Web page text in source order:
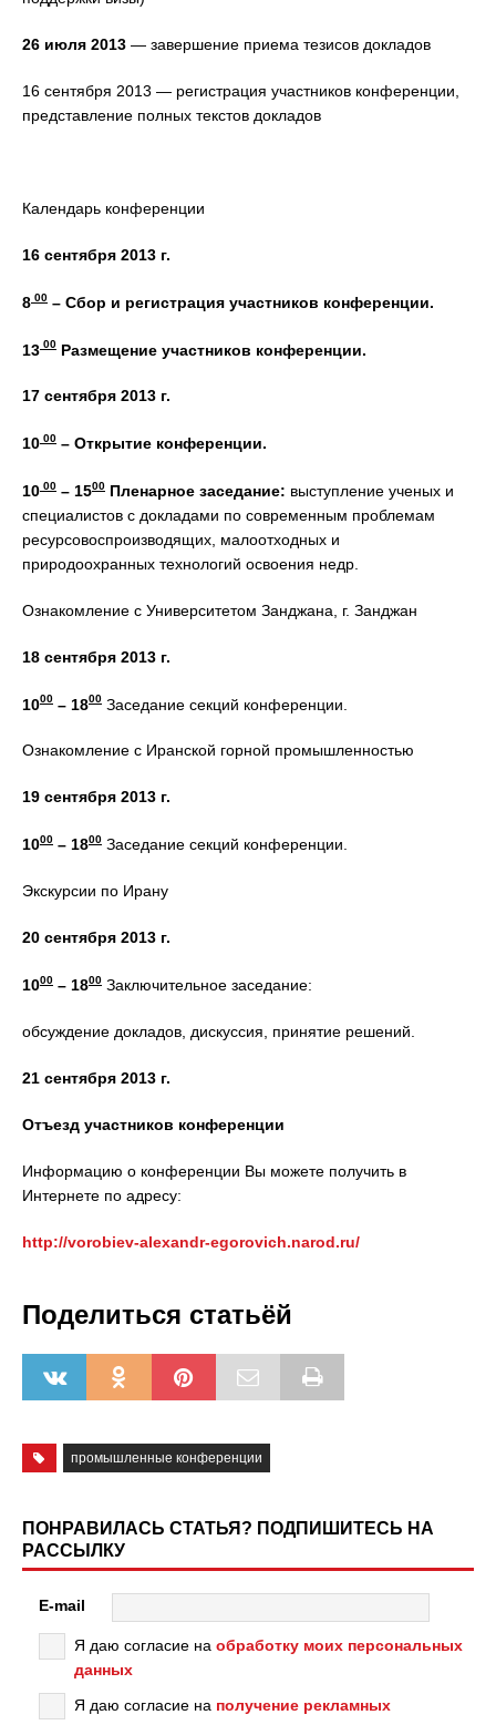
26 июля 2013 — завершение приема тезисов докладов
16 сентября 2013 — регистрация участников конференции,
представление полных текстов докладов
Календарь конференции
16 сентября 2013 г.
8 00 – Сбор и регистрация участников конференции.
13 00 Размещение участников конференции.
17 сентября 2013 г.
10 00 – Открытие конференции.
10 00 – 1500 Пленарное заседание: выступление ученых и
специалистов с докладами по современным проблемам
ресурсовоспроизводящих, малоотходных и
природоохранных технологий освоения недр.
Ознакомление с Университетом Занджана, г. Занджан
18 сентября 2013 г.
1000 – 1800 Заседание секций конференции.
Ознакомление с Иранской горной промышленностью
19 сентября 2013 г.
1000 – 1800 Заседание секций конференции.
Экскурсии по Ирану
20 сентября 2013 г.
1000 – 1800 Заключительное заседание:
обсуждение докладов, дискуссия, принятие решений.
21 сентября 2013 г.
Отъезд участников конференции
Информацию о конференции Вы можете получить в
Интернете по адресу:
http://vorobiev-alexandr-egorovich.narod.ru/
Поделиться статьёй
промышленные конференции
ПОНРАВИЛАСЬ СТАТЬЯ? ПОДПИШИТЕСЬ НА
РАССЫЛКУ
E-mail
Я даю согласие на обработку моих персональных
данных
Я даю согласие на получение рекламных